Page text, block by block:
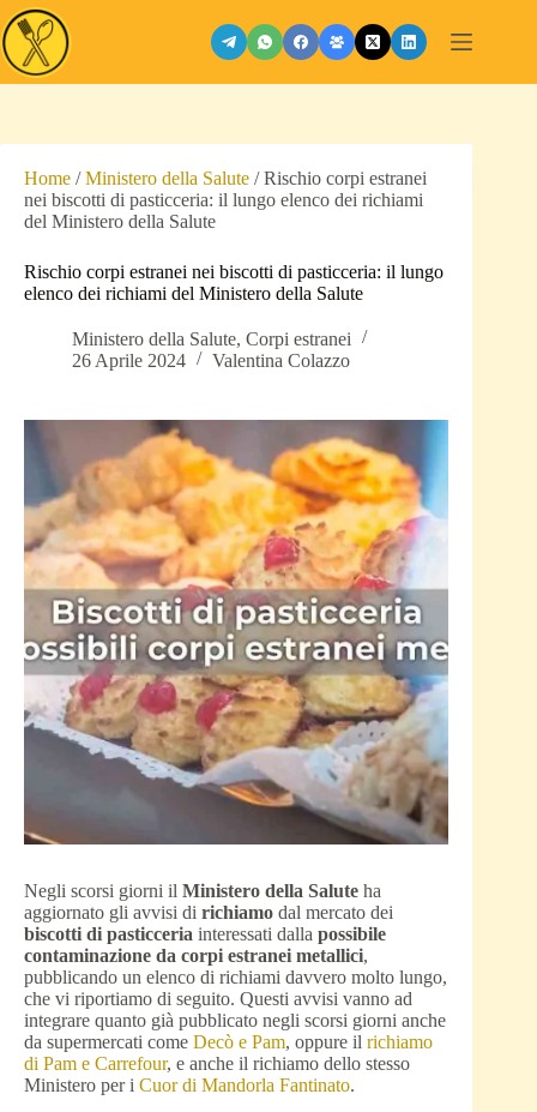
Salta
al
contenuto
Home /Ministero della Salute /Rischio corpi estranei
nei biscotti di pasticceria: il lungo elenco dei richiami
del Ministero della Salute
Rischio corpi estranei nei biscotti di pasticceria: il lungo
elenco dei richiami del Ministero della Salute
Ministero della Salute, Corpi estranei
26 Aprile 2024
Valentina Colazzo
Negli scorsi giorni il Ministero della Salute ha
aggiornato gli avvisi di richiamo dal mercato dei
biscotti di pasticceria interessati dalla possibile
contaminazione da corpi estranei metallici,
pubblicando un elenco di richiami davvero molto lungo,
che vi riportiamo di seguito. Questi avvisi vanno ad
integrare quanto già pubblicato negli scorsi giorni anche
da supermercati come Decò e Pam, oppure il richiamo
di Pam e Carrefour, e anche il richiamo dello stesso
Ministero per i Cuor di Mandorla Fantinato.